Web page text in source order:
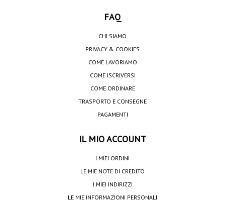
FAQ
CHI SIAMO
PRIVACY & COOKIES
COME LAVORIAMO
COME ISCRIVERSI
COME ORDINARE
TRASPORTO E CONSEGNE
PAGAMENTI
IL MIO ACCOUNT
I MIEI ORDINI
LE MIE NOTE DI CREDITO
I MIEI INDIRIZZI
LE MIE INFORMAZIONI PERSONALI